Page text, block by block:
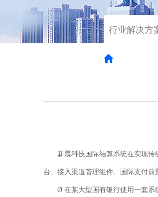
行业解决方
新晨科技国际结算系统在实现
台、接入渠道管理组件、国际支付
Ø 在某大型国有银行使用一套系